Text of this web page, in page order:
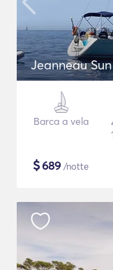
Jeanneau
Barca a vela
$689 /notte